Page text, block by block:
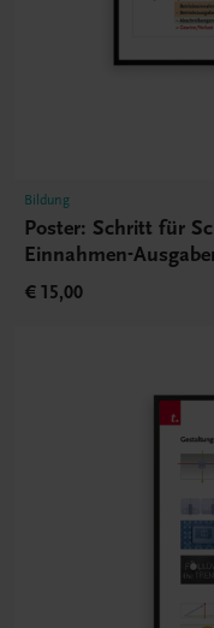
Bildung
Poster: Schritt für
Einnahmen-
€ 15,00